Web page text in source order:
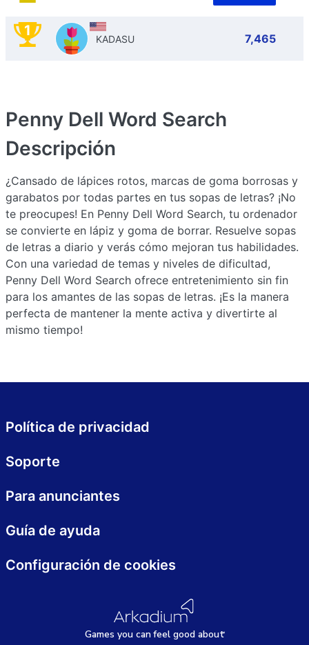
1 KADASU 7,465
Penny Dell Word Search
Descripción
¿Cansado de lápices rotos, marcas de goma borrosas y
garabatos por todas partes en tus sopas de letras? ¡No
te preocupes! En Penny Dell Word Search, tu ordenador
se convierte en lápiz y goma de borrar. Resuelve sopas
de letras a diario y verás cómo mejoran tus habilidades.
Con una variedad de temas y niveles de dificultad,
Penny Dell Word Search ofrece entretenimiento sin fin
para los amantes de las sopas de letras. ¡Es la manera
perfecta de mantener la mente activa y divertirte al
mismo tiempo!
Games you canfeel good about
Política de privacidad
Soporte
Para anunciantes
Guía de ayuda
Configuración de cookies